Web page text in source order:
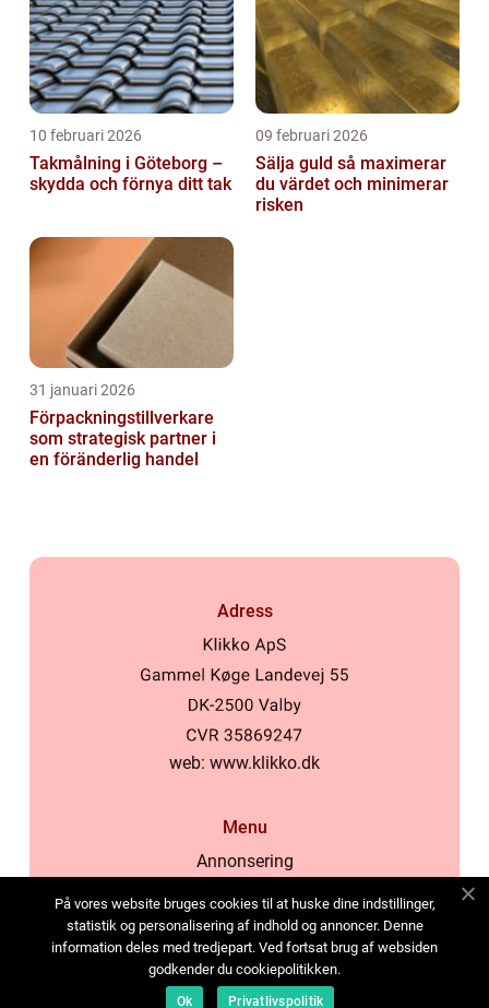
10 februari 2026
Takmålning i Göteborg –
skydda och förnya ditt tak
09 februari 2026
Sälja guld så maximerar
du värdet och minimerar
risken
31 januari 2026
Förpackningstillverkare
som strategisk partner i
en föränderlig handel
Adress
web: www.klikko.dk
Menu
Annonsering
Cookies
Kontakta oss
Sitemap
På vores website bruges cookies til at huske dine indstillinger,
statistik og personalisering af indhold og annoncer. Denne
information deles med tredjepart. Ved fortsat brug af websiden
godkender du cookiepolitikken.
Ok Privatlivspolitik